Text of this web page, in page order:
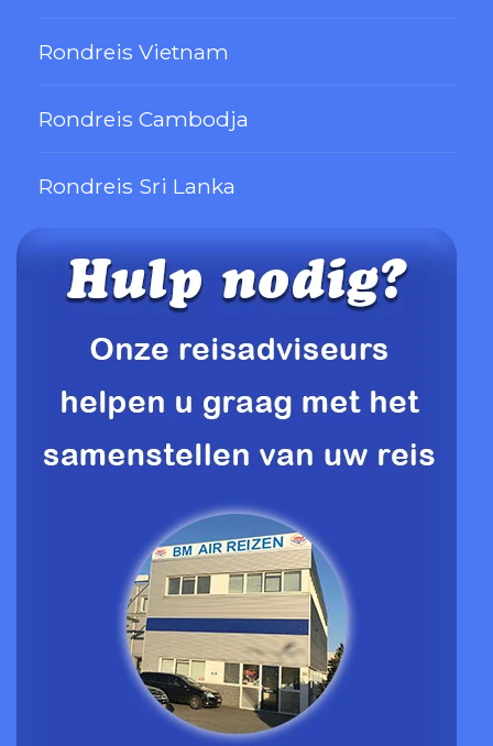
Rondreis Vietnam
Rondreis Cambodja
Rondreis Sri Lanka